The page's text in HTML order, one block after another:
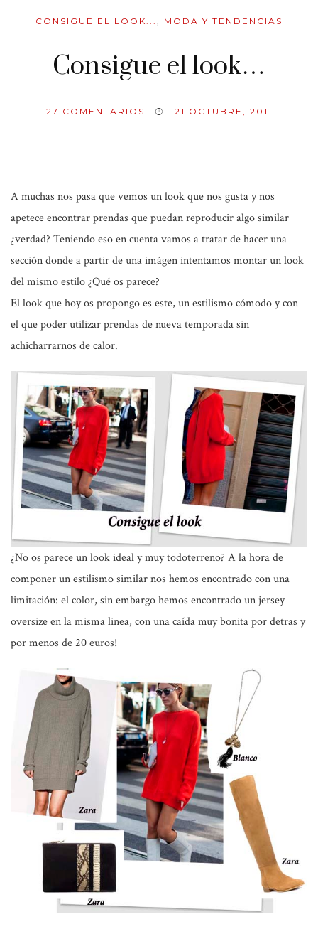
CONSIGUE EL LOOK... , MODA Y TENDENCIAS
Consigue el look…
27 COMENTARIOS 21 OCTUBRE, 2011
A muchas nos pasa que vemos un look que nos gusta y nos
apetece encontrar prendas que puedan reproducir algo similar
¿verdad? Teniendo eso en cuenta vamos a tratar de hacer una
sección donde a partir de una imágen intentamos montar un look
del mismo estilo¿Qué os parece?
El look que hoy os propongo es este, un estilismo cómodo y con
el que poder utilizar prendas de nueva temporada sin
achicharrarnos de calor.
¿No os parece un look ideal y muy todoterreno? A la hora de
componer un estilismo similar nos hemos encontrado con una
limitación: el color, sin embargo hemos encontrado un jersey
oversize en la misma linea, con una caída muy bonita por detras y
por menos de 20 euros!